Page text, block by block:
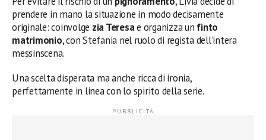
prendere in mano la situazione in modo decisamente
originale: coinvolge zia Teresae organizza un finto
matrimonio, con Stefania nel ruolo di regista dell’intera
messinscena.
Una scelta disperata ma anche ricca di ironia,
perfettamente in linea con lo spirito della serie.